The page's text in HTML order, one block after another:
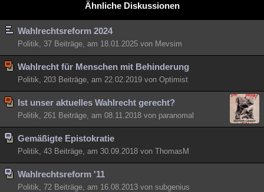
Ähnliche Diskussionen
Wahlrechtsreform 2024
Politik, 37 Beiträge, am 18.01.2025 von Mevsim
Wahlrecht für Menschen mit Behinderung
Politik, 203 Beiträge, am 22.02.2019 von Optimist
Ist unser aktuelles Wahlrecht gerecht?
Politik, 261 Beiträge, am 08.11.2018 von paranomal
Gemäßigte Epistokratie
Politik, 43 Beiträge, am 30.09.2018 von ThomasM
Wahlrechtsreform '11
Politik, 72 Beiträge, am 16.08.2013 von subgenius